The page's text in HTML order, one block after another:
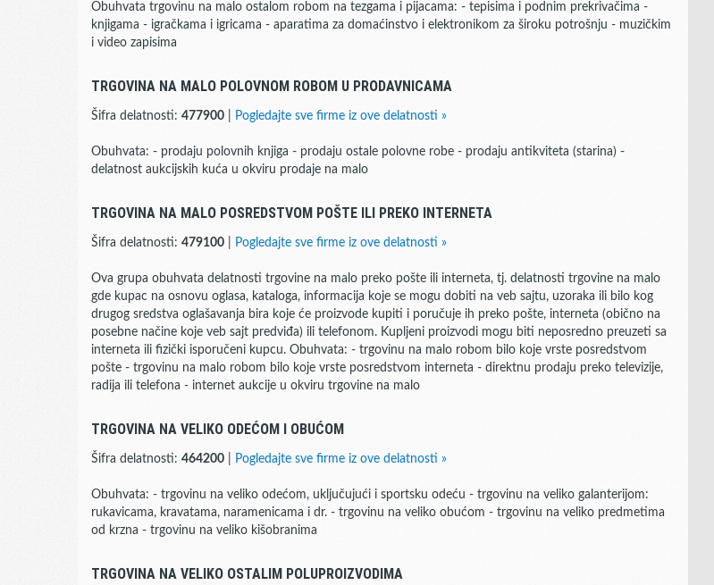
Obuhvata trgovinu na malo ostalom robom na tezgama i pijacama: - tepisima i podnim prekrivačima -
knjigama - igračkama i igricama - aparatima za domaćinstvo i elektronikom za široku potrošnju - muzičkim
i video zapisima
TRGOVINA NA MALO POLOVNOM ROBOM U PRODAVNICAMA
Šifra delatnosti: 477900 Pogledajte sve firme iz ove delatnosti »
Obuhvata: - prodaju polovnih knjiga - prodaju ostale polovne robe - prodaju antikviteta (starina) -
delatnost aukcijskih kuća u okviru prodaje na malo
TRGOVINA NA MALO POSREDSTVOM POŠTE ILI PREKO INTERNETA
Šifra delatnosti: 479100 Pogledajte sve firme iz ove delatnosti »
Ova grupa obuhvata delatnosti trgovine na malo preko pošte ili interneta, tj. delatnosti trgovine na malo
gde kupac na osnovu oglasa, kataloga, informacija koje se mogu dobiti na veb sajtu, uzoraka ili bilo kog
drugog sredstva oglašavanja bira koje će proizvode kupiti i poručuje ih preko pošte, interneta (obično na
posebne načine koje veb sajt predviđa) ili telefonom. Kupljeni proizvodi mogu biti neposredno preuzeti sa
interneta ili fizički isporučeni kupcu. Obuhvata: - trgovinu na malo robom bilo koje vrste posredstvom
pošte - trgovinu na malo robom bilo koje vrste posredstvom interneta - direktnu prodaju preko televizije,
radija ili telefona - internet aukcije u okviru trgovine na malo
TRGOVINA NA VELIKO ODEĆOM I OBUĆOM
Šifra delatnosti: 464200 Pogledajte sve firme iz ove delatnosti »
Obuhvata: - trgovinu na veliko odećom, uključujući i sportsku odeću - trgovinu na veliko galanterijom:
rukavicama, kravatama, naramenicama i dr. - trgovinu na veliko obućom - trgovinu na veliko predmetima
od krzna - trgovinu na veliko kišobranima
TRGOVINA NA VELIKO OSTALIM POLUPROIZVODIMA